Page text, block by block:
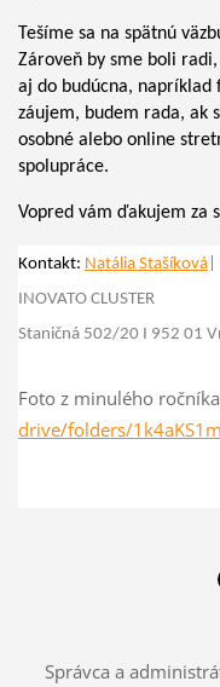
Tešíme sa na spätnú
Zároveň by sme boli
aj do budúcna,
záujem, budem rada, ak
osobné alebo online
spolupráce.
Vopred vám ďakujem za
Kontakt: Natália Stašíková|
INOVATO CLUSTER
Staničná 502/20 I 952 01
Foto z minulého
drive/folders/
Správca a